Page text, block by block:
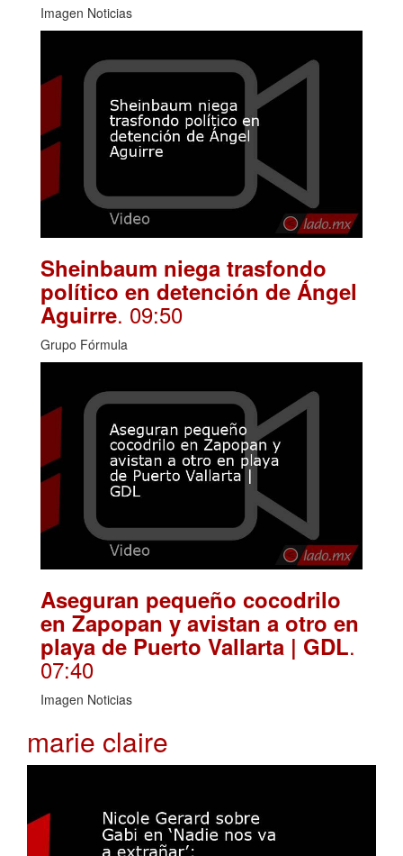
Imagen Noticias
Sheinbaum niega trasfondo
político en detención de Ángel
Aguirre. 09:50
Grupo Fórmula
Aseguran pequeño cocodrilo
en Zapopan y avistan a otro en
playa de Puerto Vallarta | GDL.
07:40
Imagen Noticias
marie claire